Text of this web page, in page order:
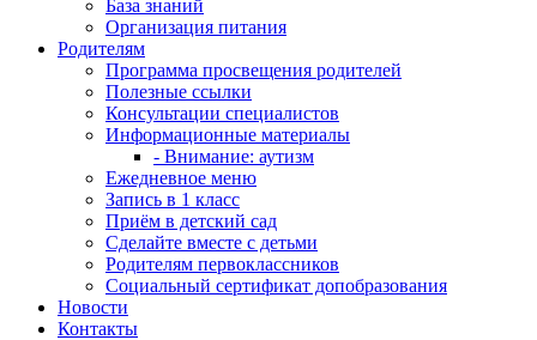
База знаний
Организация питания
Родителям
Программа просвещения родителей
Полезные ссылки
Консультации специалистов
Информационные материалы
- Внимание: аутизм
Ежедневное меню
Запись в 1 класс
Приём в детский сад
Сделайте вместе с детьми
Родителям первоклассников
Социальный сертификат допобразования
Новости
Контакты